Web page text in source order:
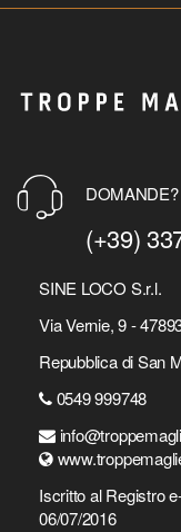
(+39)
SINE LOCO S.r.l.
Via Vernie, 9 -
Repubblica di San
0549 999748
Iscritto al Registro
06/07/2016